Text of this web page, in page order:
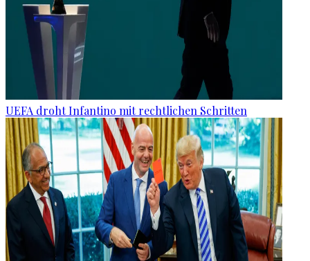
UEFA droht Infantino mit rechtlichen Schritten